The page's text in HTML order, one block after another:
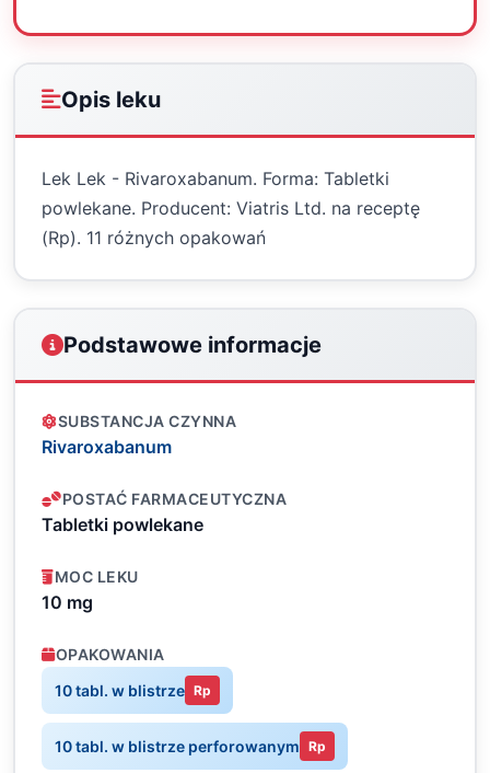
Opis leku
Lek Lek - Rivaroxabanum. Forma: Tabletki
powlekane. Producent: Viatris Ltd. na receptę
(Rp). 11 różnych opakowań
Podstawowe informacje
SUBSTANCJA CZYNNA
Rivaroxabanum
POSTAĆ FARMACEUTYCZNA
Tabletki powlekane
MOC LEKU
10 mg
OPAKOWANIA
10 tabl. w blistrze Rp
10 tabl. w blistrze perforowanym Rp